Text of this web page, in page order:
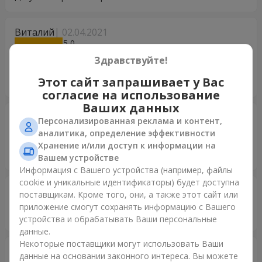
Виталий 02.04.2021
5
Всё отлично, жене понравилось. Цветы свежие,
содержание и форма согласно описанию на сайте. Буду
ещё заказывать.
Ирина 02.03.2021
Спасибо огромное ! Прекрасная возможность быть
ближе к дорогим и любимым !
Саша 31.01.2021
5
Спасибо,всё класс.
Сергей 08.01.2021
Здравствуйте!
Этот сайт запрашивает у Вас
согласие на использование
Ваших данных
Персонализированная реклама и контент,
аналитика, определение эффективности
Хранение и/или доступ к информации на
Вашем устройстве
Информация с Вашего устройства (например, файлы
cookie и уникальные идентификаторы) будет доступна
поставщикам. Кроме того, они, а также этот сайт или
приложение смогут сохранять информацию с Вашего
устройства и обрабатывать Ваши персональные
данные.
Некоторые поставщики могут использовать Ваши
данные на основании законного интереса. Вы можете